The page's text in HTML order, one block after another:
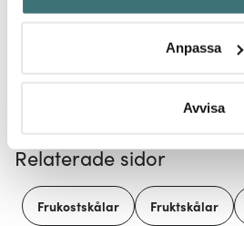
Identifiera din enhet genom
Ta reda på mer om hur dina
Du kan ändra eller dra tillbaka ditt
Vi använder cookies för att
ska anpassas efter det som vi
gör också att vi kan analysera vår
Anpassa
Avvisa
Låt dig inspireras av
Relaterade sidor
Frukostskålar Fruktskålar